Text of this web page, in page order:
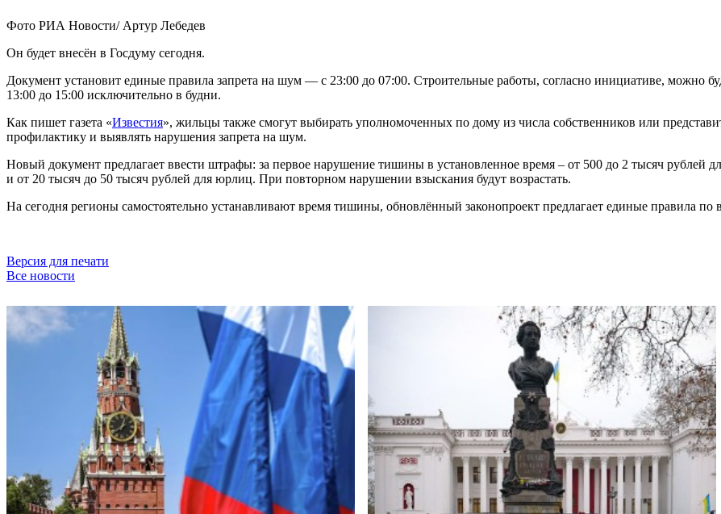
Фото РИА Новости/ Артур Лебедев
Он будет внесён в Госдуму сегодня.
Документ установит единые правила запрета на шум — с 23:00 до 07:00. Строительные работы, согласно инициативе, можно
13:00 до 15:00 исключительно в будни.
Как пишет газета «Известия», жильцы также смогут выбирать уполномоченных по дому из числа собственников или
профилактику и выявлять нарушения запрета на шум.
Новый документ предлагает ввести штрафы: за первое нарушение тишины в установленное время – от 500 до 2 тысяч рублей
и от 20 тысяч до 50 тысяч рублей для юрлиц. При повторном нарушении взыскания будут возрастать.
На сегодня регионы самостоятельно устанавливают время тишины, обновлённый законопроект предлагает единые правила по
Версия для печати
Все новости